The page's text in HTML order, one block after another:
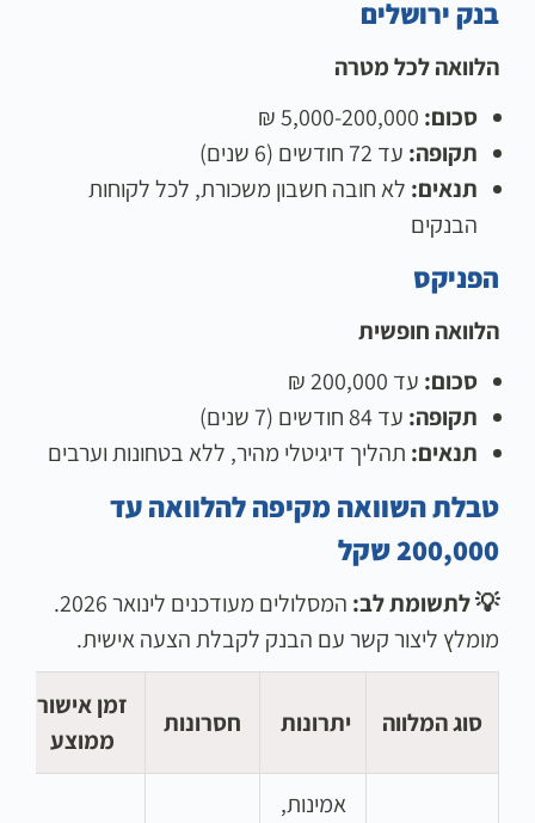
בנק ירושלים
הלוואה לכל מטרה
סכום:
תקופה: עד 72 חודשים (6 שנים)
תנאים: לא חובה חשבון משכורת, לכל לקוחות
הבנקים
הפניקס
הלוואה חופשית
סכום: עד 200,000 ₪
תקופה: עד 84 חודשים (7 שנים)
תנאים: תהליך דיגיטלי מהיר, ללא בטחונות וערבים
טבלת השוואה מקיפה להלוואה עד
200,000 שקל
💡 לתשומת לב:
המסלולים מעודכנים לינואר 2026.
מומלץ ליצור קשר עם הבנק לקבלת הצעה אישית.
סוג המלווה יתרונות חסרונות
זמן אישור
ממוצע
אמינות,